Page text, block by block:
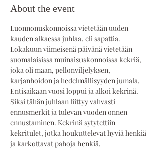
About the event
Luonnonuskonnoissa vietetään uuden
kauden alkaessa juhlaa, eli sapattia.
Lokakuun viimeisenä päivänä vietetään
suomalaisissa muinaisuskonnoissa kekriä,
joka oli maan, pellonviljelyksen,
karjanhoidon ja hedelmällisyyden jumala.
Entisaikaan vuosi loppui ja alkoi kekrinä.
Siksi tähän juhlaan liittyy vahvasti
ennusmerkit ja tulevan vuoden onnen
ennustaminen. Kekrinä sytytettiin
kekritulet, jotka houkuttelevat hyviä henkiä
ja karkottavat pahoja henkiä.